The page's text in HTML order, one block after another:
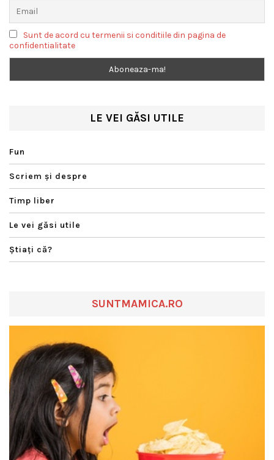
Sunt de acord cu termenii si conditiile din pagina de
confidentialitate
LE VEI GĂSI UTILE
Fun
Scriem şi despre
Timp liber
Le vei găsi utile
Ştiaţi că?
SUNTMAMICA.RO